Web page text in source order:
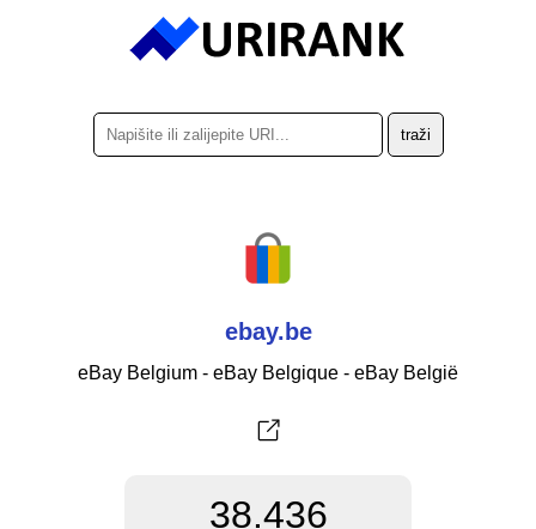
ebay.be
eBay Belgium - eBay Belgique - eBay België
38.436